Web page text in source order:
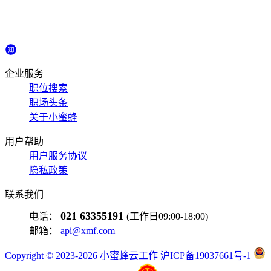
企业服务
职位搜索
职场头条
关于小蜜蜂
用户帮助
用户服务协议
隐私政策
联系我们
电话： 021 63355191 (工作日09:00-18:00)
邮箱： api@xmf.com
Copyright © 2023-2026 小蜜蜂云工作 沪ICP备19037661号-1